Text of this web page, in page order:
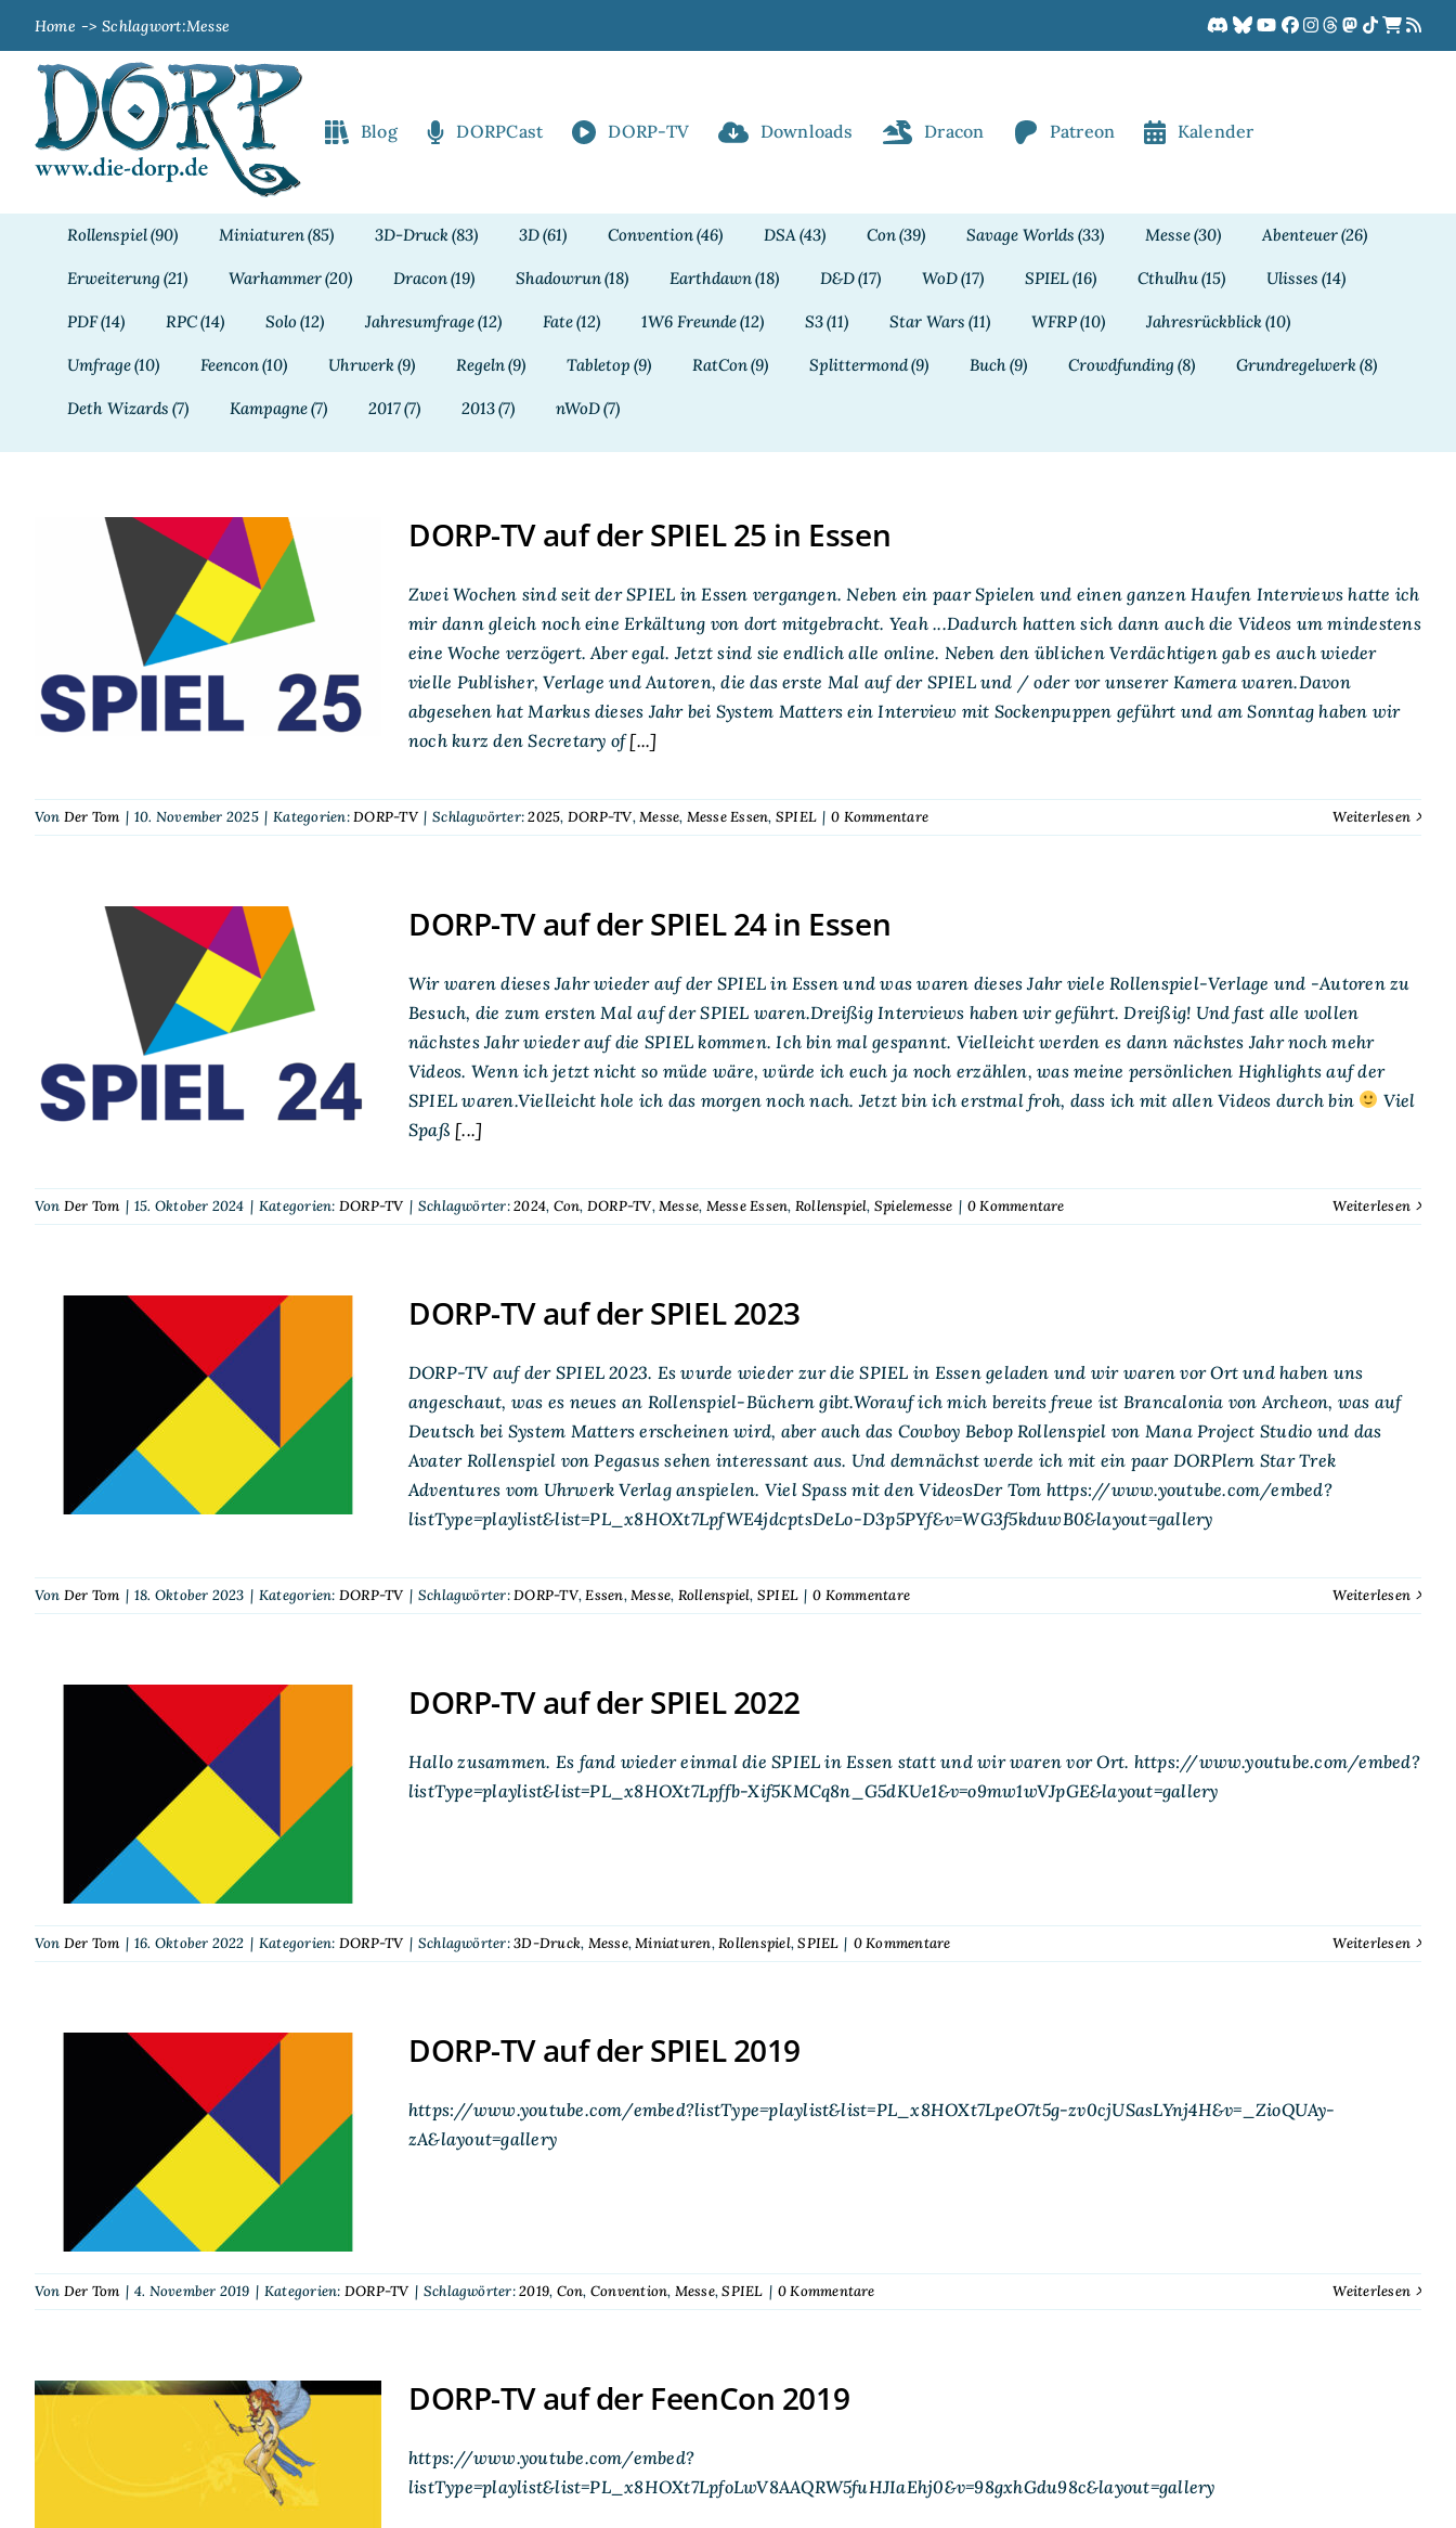
springen
Home Schlagwort:Messe
Blog DORPCast DORP-TV Downloads Dracon Patreon Kalender
Rollenspiel(90) Miniaturen(85) 3D-Druck(83) 3D(61) Convention(46) DSA(43) Con(39) Savage Worlds (33) Messe(30) Abenteuer(26)
Erweiterung (21) Warhammer(20) Dracon(19) Shadowrun(18) Earthdawn(18) D&D(17) WoD(17) SPIEL(16) Cthulhu(15) Ulisses (14)
PDF(14) RPC(14) Solo(12) Jahresumfrage(12) Fate(12) 1W6 Freunde(12) S3(11) Star Wars (11) WFRP(10) Jahresrückblick(10)
Umfrage(10) Feencon(10) Uhrwerk(9) Regeln(9) Tabletop (9) RatCon(9) Splittermond(9) Buch(9) Crowdfunding (8) Grundregelwerk(8)
Deth Wizards (7) Kampagne(7) 2017(7) 2013(7) nWoD(7)
DORP-TV auf der SPIEL
25 in Essen
DORP-TV auf der SPIEL 25 in Essen
Zwei Wochen sind seit der SPIEL in Essen vergangen. Neben ein paar Spielen und einen ganzen Haufen Interviews hatte ich
mir dann gleich noch eine Erkältung von dort mitgebracht. Yeah ...Dadurch hatten sich dann auch die Videos um mindestens
eine Woche verzögert. Aber egal. Jetzt sind sie endlich alle online. Neben den üblichen Verdächtigen gab es auch wieder
vielle Publisher, Verlage und Autoren, die das erste Mal auf der SPIEL und / oder vor unserer Kamera waren.Davon
abgesehen hat Markus dieses Jahr bei System Matters ein Interview mit Sockenpuppen geführt und am Sonntag haben wir
noch kurz den Secretary of[...]
Von Der Tom | 10. November 2025 | Kategorien:DORP-TV | Schlagwörter:2025, DORP-TV,Messe, Messe Essen, SPIEL | 0 Kommentare Weiterlesen
DORP-TV auf der SPIEL
24 in Essen
DORP-TV auf der SPIEL 24 in Essen
Wir waren dieses Jahr wieder auf der SPIEL in Essen und was waren dieses Jahr viele Rollenspiel-Verlage und -Autoren zu
Besuch, die zum ersten Mal auf der SPIEL waren.Dreißig Interviews haben wir geführt. Dreißig! Und fast alle wollen
nächstes Jahr wieder auf die SPIEL kommen. Ich bin mal gespannt. Vielleicht werden es dann nächstes Jahr noch mehr
Videos. Wenn ich jetzt nicht so müde wäre, würde ich euch ja noch erzählen, was meine persönlichen Highlights auf der
SPIEL waren.Vielleicht hole ich das morgen noch nach. Jetzt bin ich erstmal froh, dass ich mit allen Videos durch bin
Viel
Spaß [...]
Von Der Tom | 15. Oktober 2024 | Kategorien: DORP-TV | Schlagwörter:2024, Con, DORP-TV,Messe, Messe Essen, Rollenspiel, Spielemesse | 0 Kommentare Weiterlesen
DORP-TV auf der SPIEL
2023
DORP-TV auf der SPIEL 2023
DORP-TV auf der SPIEL 2023. Es wurde wieder zur die SPIEL in Essen geladen und wir waren vor Ort und haben uns
angeschaut, was es neues an Rollenspiel-Büchern gibt.Worauf ich mich bereits freue ist Brancalonia von Archeon, was auf
Deutsch bei System Matters erscheinen wird, aber auch das Cowboy Bebop Rollenspiel von Mana Project Studio und das
Avater Rollenspiel von Pegasus sehen interessant aus. Und demnächst werde ich mit ein paar DORPlern Star Trek
Adventures vom Uhrwerk Verlag anspielen. Viel Spass mit den VideosDer Tom https://www.youtube.com/embed?
listType=playlist&list=PL_x8HOXt7LpfWE4jdcptsDeLo-D3p5PYf&v=WG3f5kduwB0&layout=gallery
Von Der Tom | 18. Oktober 2023 | Kategorien: DORP-TV | Schlagwörter:DORP-TV,Essen,Messe, Rollenspiel, SPIEL | 0 Kommentare Weiterlesen
DORP-TV auf der SPIEL
2022
DORP-TV auf der SPIEL 2022
Hallo zusammen. Es fand wieder einmal die SPIEL in Essen statt und wir waren vor Ort. https://www.youtube.com/embed?
listType=playlist&list=PL_x8HOXt7Lpffb-Xif5KMCq8n_G5dKUe1&v=o9mw1wVJpGE&layout=gallery
Von Der Tom | 16. Oktober 2022 | Kategorien: DORP-TV | Schlagwörter:3D-Druck, Messe,Miniaturen,Rollenspiel,SPIEL | 0 Kommentare Weiterlesen
DORP-TV auf der SPIEL
2019
DORP-TV auf der SPIEL 2019
https://www.youtube.com/embed?listType=playlist&list=PL_x8HOXt7LpeO7t5g-zv0cjUSasLYnj4H&v=_ZioQUAy-
zA&layout=gallery
Von Der Tom | 4. November 2019 | Kategorien: DORP-TV | Schlagwörter:2019, Con, Convention, Messe,SPIEL | 0 Kommentare Weiterlesen
DORP-TV auf der
FeenCon 2019
DORP-TV auf der FeenCon 2019
https://www.youtube.com/embed?
listType=playlist&list=PL_x8HOXt7LpfoLwV8AAQRW5fuHJIaEhj0&v=98gxhGdu98c&layout=gallery